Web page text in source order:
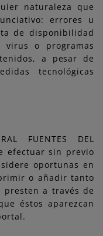
naturaleza que
errores u
de disponibilidad
o programas
a pesar de
tecnológicas
FUENTES DEL
efectuar sin previo
oportunas en
o añadir tanto
presten a través de
éstos aparezcan